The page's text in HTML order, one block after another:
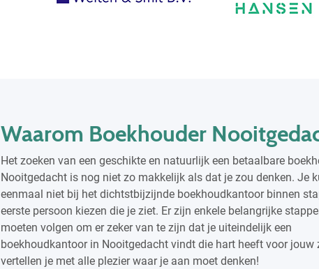
Waarom Boekhouder
Het zoeken van een geschikte en natuurlijk een betaalbare
Nooitgedacht is nog niet zo makkelijk als dat je zou denken. Je
eenmaal niet bij het dichtstbijzijnde boekhoudkantoor binnen
eerste persoon kiezen die je ziet. Er zijn enkele belangrijke
moeten volgen om er zeker van te zijn dat je uiteindelijk een
boekhoudkantoor in Nooitgedacht vindt die hart heeft voor jouw
vertellen je met alle plezier waar je aan moet denken!